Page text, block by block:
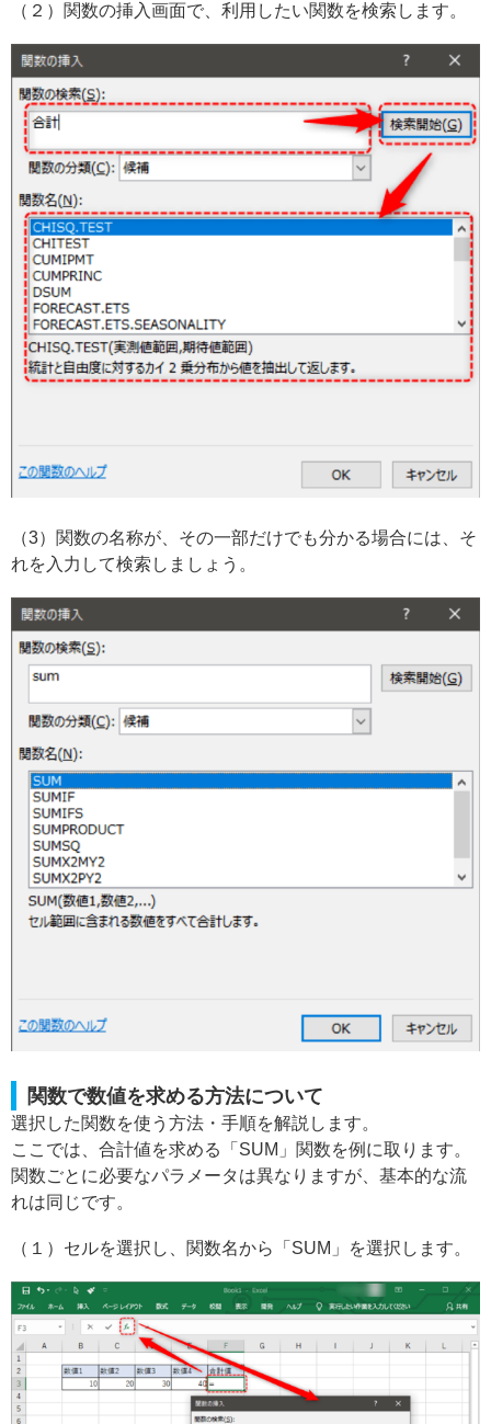
（２）関数の挿入画面で、利用したい関数を検索します。
（3）関数の名称が、その一部だけでも分かる場合には、そ
れを入力して検索しましょう。
関数で数値を求める方法について
選択した関数を使う方法・手順を解説します。
ここでは、合計値を求める「SUM」関数を例に取ります。
関数ごとに必要なパラメータは異なりますが、基本的な流
れは同じです。
（１）セルを選択し、関数名から「SUM」を選択します。